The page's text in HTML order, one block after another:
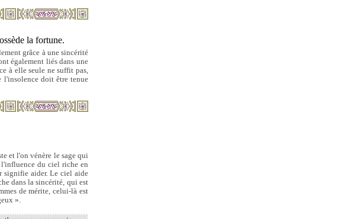
la fortune.
grâce à une sincérité
également liés dans une
à elle seule ne suffit pas,
l'insolence doit être tenue
et l'on vénère le sage qui
du ciel riche en
signifie aider. Le ciel aide
dans la sincérité, qui est
de mérite, celui-là est
».